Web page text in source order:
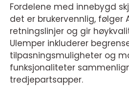
Fordelene med innebygd
det er brukervennlig, følger
retningslinjer og gir
Ulemper inkluderer
tilpasningsmuligheter og
funksjonaliteter
tredjepartsapper.